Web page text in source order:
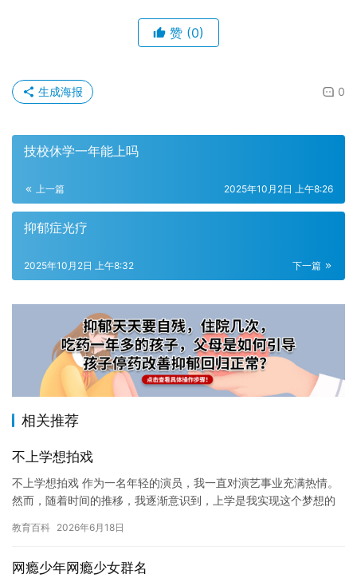
赞 (0)
0
生成海报
技校休学一年能上吗
上一篇 2025年10月2日 上午8:26
抑郁症光疗
下一篇
2025年10月2日 上午8:32
相关推荐
不上学想拍戏
不上学想拍戏 作为一名年轻的演员，我一直对演艺事业充满热情。
然而，随着时间的推移，我逐渐意识到，上学是我实现这个梦想的
事…
教育百科 2026年6月18日
网瘾少年网瘾少女群名